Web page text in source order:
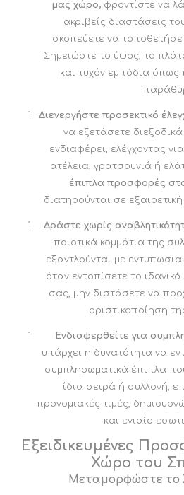
μας χώρο,φροντίστε να
ακριβείς διαστάσεις
σκοπεύετε να
Σημειώστε το ύψος, το
και τυχόν εμπόδια όπως
Διενεργήστε προσεκτικό
να εξετάσετε
ενδιαφέρει, ελέγχοντας
ατέλεια, γρατσουνιά ή
έπιπλα προσφορές
διατηρούνται σε
Δράστε χωρίς
ποιοτικά κομμάτια της
εξαντλούνται με
όταν εντοπίσετε το
σας, μην διστάσετε να
οριστικοποίηση
Ενδιαφερθείτε για
υπάρχει η δυνατότητα να
συμπληρωματικά έπιπλα
ίδια σειρά ή συλλογή,
προνομιακές τιμές,
και ενιαίο
Εξειδικευμένες
Χώρο του
Μεταμορφώστε το